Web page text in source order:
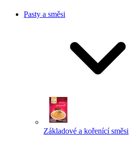
Pasty a směsi
Základové a kořenící směsi